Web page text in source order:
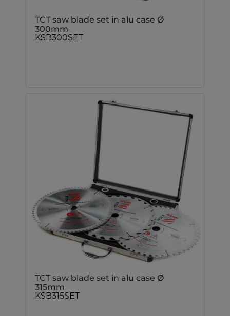
TCT saw blade set in alu case Ø
300mm
KSB300SET
TCT saw blade set in alu case Ø
315mm
KSB315SET